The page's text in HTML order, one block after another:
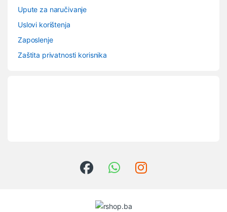
Upute za naručivanje
Uslovi korištenja
Zaposlenje
Zaštita privatnosti korisnika